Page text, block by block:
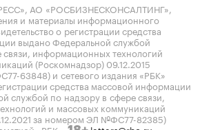
АО «РОСБИЗНЕСКОНСАЛТИНГ»,
и материалы информационного
о регистрации средства
выдано Федеральной службой
связи, информационных технологий
(Роскомнадзор) 09.12.2015
63848) и сетевого издания «РБК»
средства массовой информации
службой по надзору в сфере связи,
и массовых коммуникаций
за номером ЭЛ №ФС77-82385)